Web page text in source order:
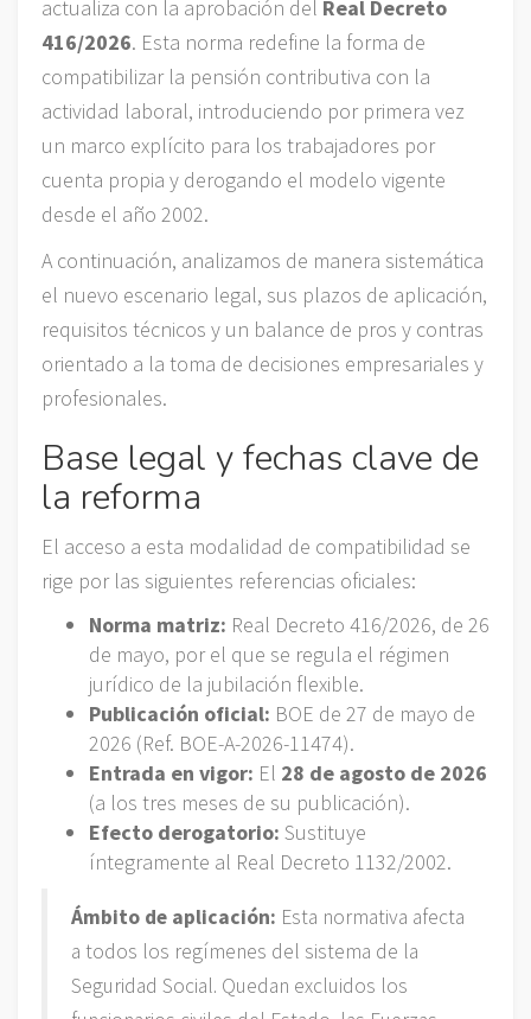
actualiza con la aprobación del Real Decreto
416/2026. Esta norma redefine la forma de
compatibilizar la pensión contributiva con la
actividad laboral, introduciendo por primera vez
un marco explícito para los trabajadores por
cuenta propia y derogando el modelo vigente
desde el año 2002.
A continuación, analizamos de manera sistemática
el nuevo escenario legal, sus plazos de aplicación,
requisitos técnicos y un balance de pros y contras
orientado a la toma de decisiones empresariales y
profesionales.
Base legal y fechas clave de
la reforma
El acceso a esta modalidad de compatibilidad se
rige por las siguientes referencias oficiales:
Norma matriz: Real Decreto 416/2026, de 26
de mayo, por el que se regula el régimen
jurídico de la jubilación flexible.
Publicación oficial: BOE de 27 de mayo de
2026 (Ref. BOE-A-2026-11474).
Entrada en vigor: El 28 de agosto de 2026
(a los tres meses de su publicación).
Efecto derogatorio: Sustituye
íntegramente al Real Decreto 1132/2002.
Ámbito de aplicación: Esta normativa afecta
a todos los regímenes del sistema de la
Seguridad Social. Quedan excluidos los